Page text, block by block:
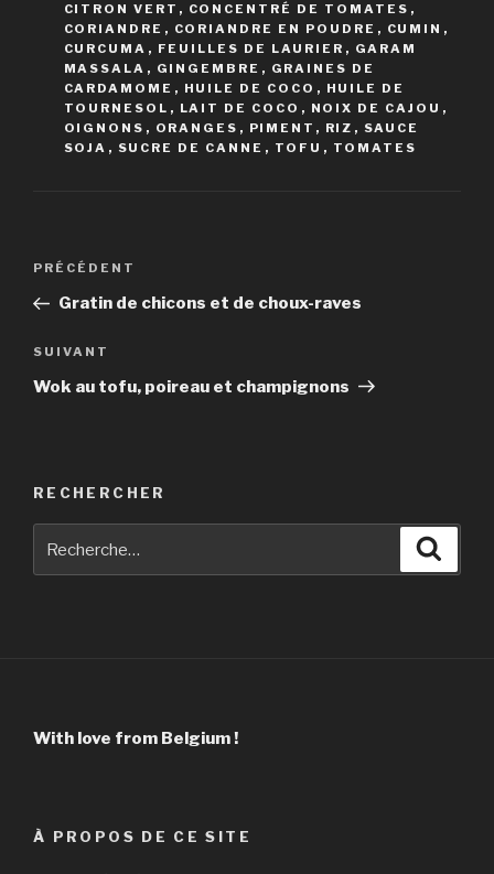
CITRON VERT , CONCENTRÉ DE TOMATES ,
CORIANDRE , CORIANDRE EN POUDRE , CUMIN ,
CURCUMA , FEUILLES DE LAURIER , GARAM
MASSALA , GINGEMBRE , GRAINES DE
CARDAMOME , HUILE DE COCO , HUILE DE
TOURNESOL , LAIT DE COCO , NOIX DE CAJOU ,
OIGNONS , ORANGES , PIMENT , RIZ , SAUCE
SOJA , SUCRE DE CANNE , TOFU , TOMATES
Navigation
l’article
Article
précédent
PRÉCÉDENT
Gratin de chicons et de choux-raves
Article
suivant
SUIVANT
Wok au tofu, poireau et champignons
RECHERCHER
With love from Belgium !
À PROPOS DE CE SITE